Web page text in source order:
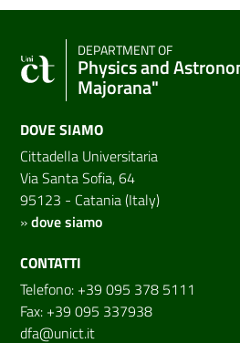
DEPARTMENT OF
Physics and
Majorana"
DOVE SIAMO
Cittadella Universitaria
Via Santa Sofia, 64
95123 - Catania (Italy)
»dove siamo
CONTATTI
Telefono: +39 095 378 5111
Fax: +39 095 337938
dfa@unict.it